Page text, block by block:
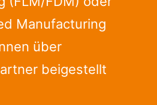
Manufacturing
über
beigestellt